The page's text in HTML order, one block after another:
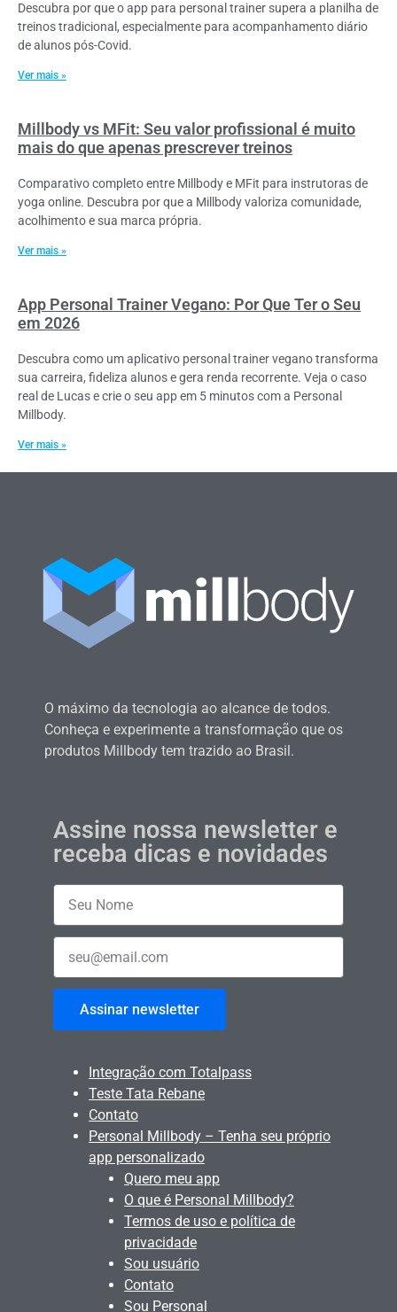
Descubra por que o app para personal trainer supera a planilha de
treinos tradicional, especialmente para acompanhamento diário
de alunos pós-Covid.
Ver mais »
Millbody vs MFit: Seu valor profissional é muito
mais do que apenas prescrever treinos
Comparativo completo entre Millbody e MFit para instrutoras de
yoga online. Descubra por que a Millbody valoriza comunidade,
acolhimento e sua marca própria.
Ver mais »
App Personal Trainer Vegano: Por Que Ter o Seu
em 2026
Descubra como um aplicativo personal trainer vegano transforma
sua carreira, fideliza alunos e gera renda recorrente. Veja o caso
real de Lucas e crie o seu app em 5 minutos com a Personal
Millbody.
Ver mais »
O máximo da tecnologia ao alcance de todos.
Conheça e experimente a transformação que os
produtos Millbody tem trazido ao Brasil.
Assine nossa newsletter e
receba dicas e novidades
Assinar newsletter
Integração com Totalpass
Teste Tata Rebane
Contato
Personal Millbody – Tenha seu próprio
app personalizado
Quero meu app
O que é Personal Millbody?
Termos de uso e política de
privacidade
Sou usuário
Contato
Sou Personal